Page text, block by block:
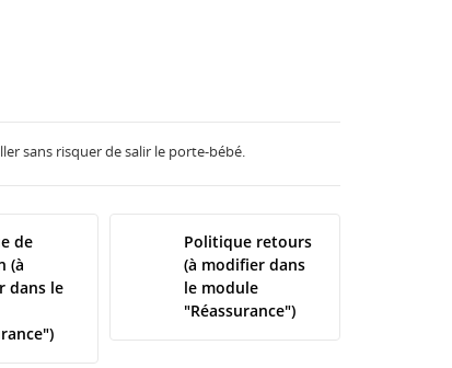
sans risquer de salir le porte-bébé.
de
(à
dans le
Politique retours
(à modifier dans
le module
"Réassurance")